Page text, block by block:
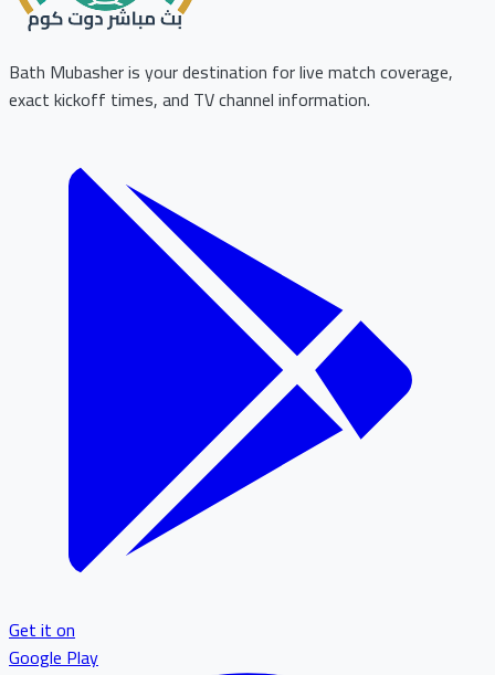
Bath Mubasher is your destination for live match coverage,
exact kickoff times, and TV channel information.
Get it on
Google Play